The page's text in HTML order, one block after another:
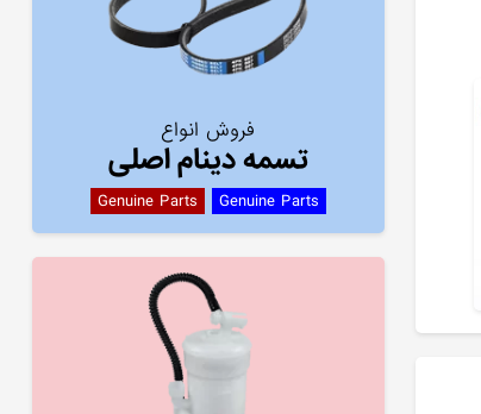
فروش انواع
تسمه دینام اصلی
Genuine Parts Genuine Parts